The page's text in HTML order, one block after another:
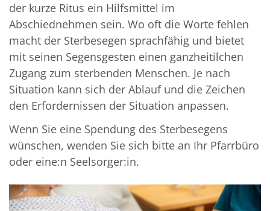
der kurze Ritus ein Hilfsmittel im
Abschiednehmen sein. Wo oft die Worte fehlen
macht der Sterbesegen sprachfähig und bietet
mit seinen Segensgesten einen ganzheitilchen
Zugang zum sterbenden Menschen. Je nach
Situation kann sich der Ablauf und die Zeichen
den Erfordernissen der Situation anpassen.
Wenn Sie eine Spendung des Sterbesegens
wünschen, wenden Sie sich bitte an Ihr Pfarrbüro
oder eine:n Seelsorger:in.